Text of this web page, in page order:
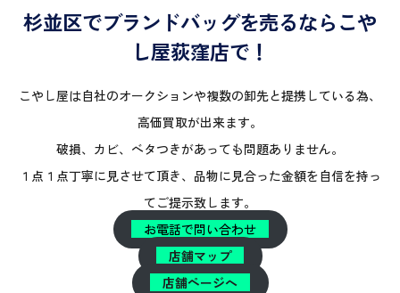
杉並区でブランドバッグを売るならこや
し屋荻窪店で！
こやし屋は自社のオークションや複数の卸先と提携している為、
高価買取が出来ます。
破損、カビ、ベタつきがあっても問題ありません。
１点１点丁寧に見させて頂き、品物に見合った金額を自信を持っ
てご提示致します。
お電話で問い合わせ
店舗マップ
店舗ページへ